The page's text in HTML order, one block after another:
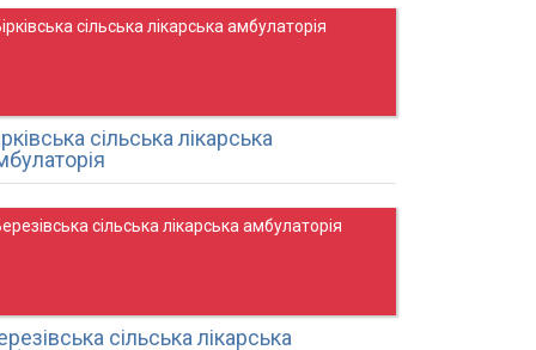
сільська лікарська амбулаторія
сільська лікарська
сільська лікарська амбулаторія
сільська лікарська